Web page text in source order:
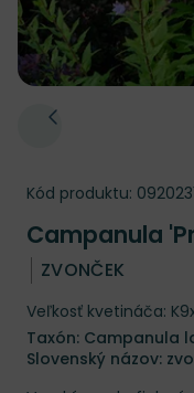
Kód produktu:
Campanula
ZVONČEK
Veľkosť kvetináča:
Taxón: Campanula
Slovenský názov: